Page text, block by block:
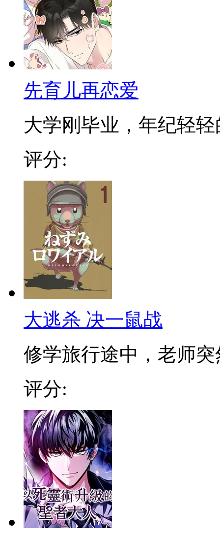
先育儿再恋爱
大学刚毕业，年纪轻轻
评分:
大逃杀 决一鼠战
修学旅行途中，老师突
评分: